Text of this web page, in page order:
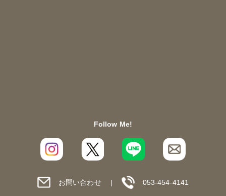
Follow Me!
お問い合わせ 053-454-4141